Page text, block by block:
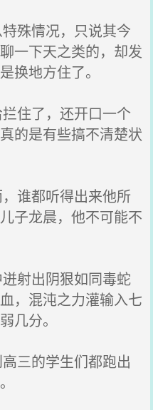
殊情况，只说其今
一下天之类的，却发
换地方住了。
住了，还开口一个
的是有些搞不清楚状
谁都听得出来他所
子龙晨，他不可能不
射出阴狠如同毒蛇
，混沌之力灌输入七
几分。
三的学生们都跑出